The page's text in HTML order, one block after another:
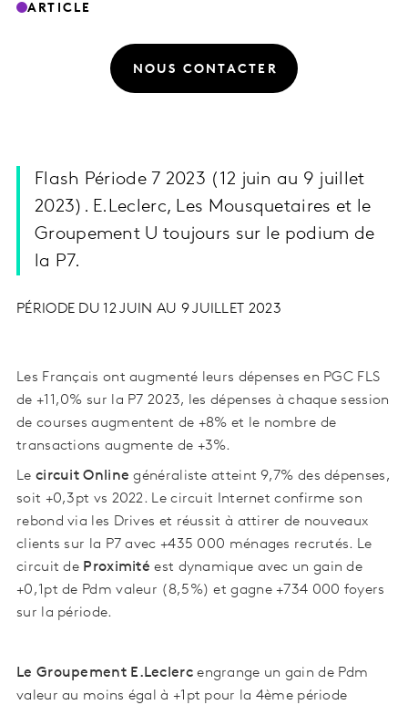
ARTICLE
NOUS CONTACTER
Flash Période 7 2023 (12 juin au 9 juillet
2023). E.Leclerc, Les Mousquetaires et le
Groupement U toujours sur le podium de
la P7.
PÉRIODE DU 12 JUIN AU 9 JUILLET 2023
Les Français ont augmenté leurs dépenses en PGC FLS
de +11,0% sur la P7 2023, les dépenses à chaque session
de courses augmentent de +8% et le nombre de
transactions augmente de +3%.
Le circuit Onlinegénéraliste atteint 9,7% des dépenses,
soit +0,3pt vs 2022. Le circuit Internet confirme son
rebond via les Drives et réussit à attirer de nouveaux
clients sur la P7 avec +435 000 ménages recrutés. Le
circuit de Proximité est dynamique avec un gain de
+0,1pt de Pdm valeur (8,5%) et gagne +734 000 foyers
sur la période.
Le Groupement E.Leclercengrange un gain de Pdm
valeur au moins égal à +1pt pour la 4ème période